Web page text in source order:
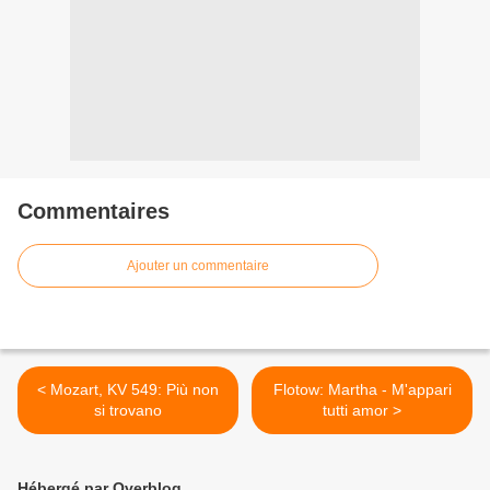
Commentaires
Ajouter un commentaire
< Mozart, KV 549: Più non
si trovano
Flotow: Martha - M'appari
tutti amor >